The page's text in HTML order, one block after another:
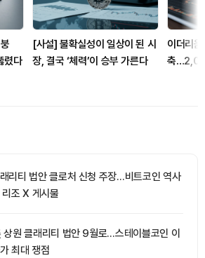
렸다
[사설] 불확실성이 일상이 된 시
장, 결국 ‘체력’이 승부 가른다
이더리
축
리티 법안 클로처 신청 주장…비트코인 역사
리조 X 게시물
상원 클래리티 법안 9월로…스테이블코인 이
최대 쟁점